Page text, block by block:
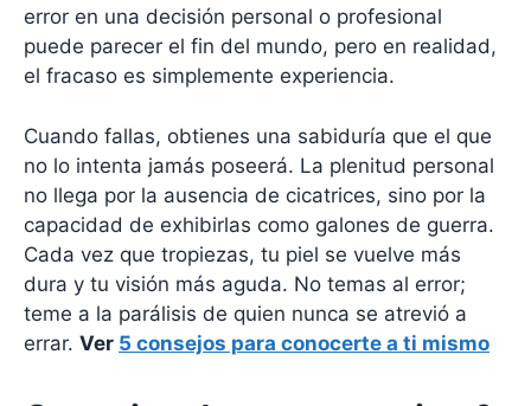
error en una decisión personal o profesional
puede parecer el fin del mundo, pero en realidad,
el fracaso es simplemente experiencia.
Cuando fallas, obtienes una sabiduría que el que
no lo intenta jamás poseerá. La plenitud personal
no llega por la ausencia de cicatrices, sino por la
capacidad de exhibirlas como galones de guerra.
Cada vez que tropiezas, tu piel se vuelve más
dura y tu visión más aguda. No temas al error;
teme a la parálisis de quien nunca se atrevió a
errar. Ver 5 consejos para conocerte a ti mismo